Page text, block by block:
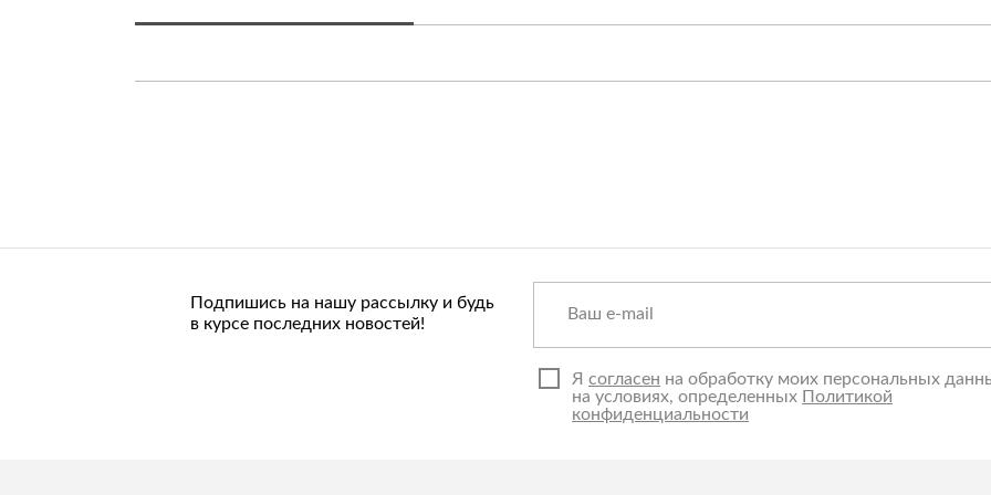
Подпишись на нашу рассылку и будь
в курсе последних новостей!
Я согласен на обработку моих персональных
на условиях, определенных Политикой
конфиденциальности